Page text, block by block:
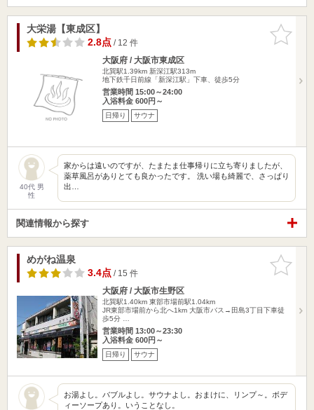
お気に入
りに追加
大栄湯【東成区】
2.8点/ 12 件
大阪府 / 大阪市東成区
北巽駅1.39km 新深江駅313m
地下鉄千日前線「新深江駅」下車、徒歩5分
営業時間 15:00～24:00
入浴料金 600円～
日帰り サウナ
40代 男
性
家からは遠いのですが、たまたま仕事帰りに立ち寄りましたが、
薬草風呂がありとても良かったです。 洗い場も綺麗で、さっぱり
出…
関連情報から探す
お気に入
りに追加
めがね温泉
3.4点/ 15 件
大阪府 / 大阪市生野区
北巽駅1.40km 東部市場前駅1.04km
JR東部市場前から北へ1km 大阪市バス→田島3丁目下車徒
歩5分 …
営業時間 13:00～23:30
入浴料金 600円～
日帰り サウナ
お湯よし。バブルよし。サウナよし。おまけに、リンプ～。ボデ
ィーソープあり。いうことなし。